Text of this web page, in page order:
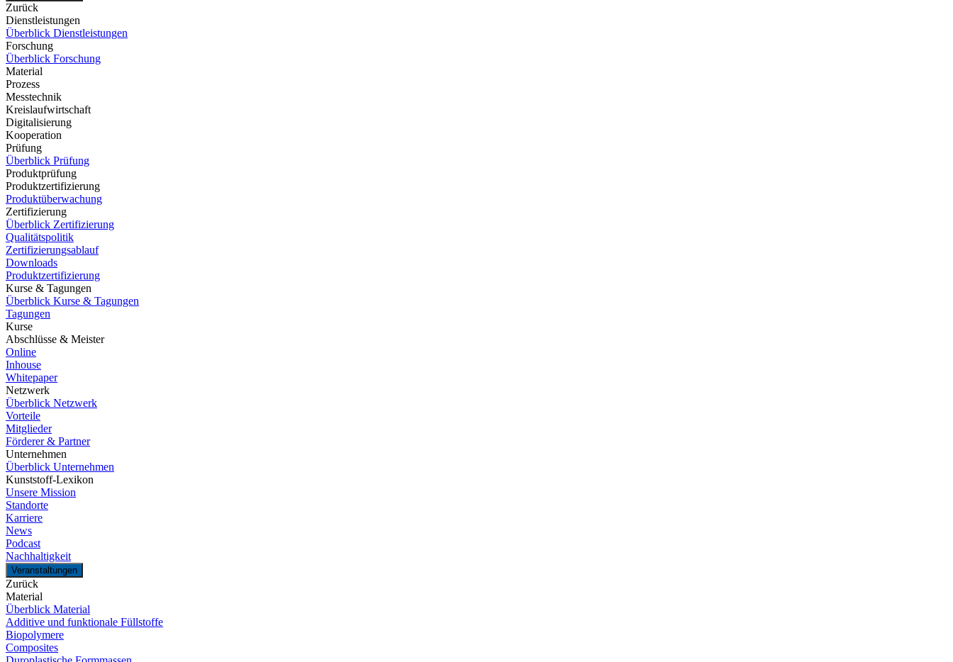
Zurück
Dienstleistungen
Überblick Dienstleistungen
Forschung
Überblick Forschung
Material
Prozess
Messtechnik
Kreislaufwirtschaft
Digitalisierung
Kooperation
Prüfung
Überblick Prüfung
Produktprüfung
Produktzertifizierung
Produktüberwachung
Zertifizierung
Überblick Zertifizierung
Qualitätspolitik
Zertifizierungsablauf
Downloads
Produktzertifizierung
Kurse & Tagungen
Überblick Kurse & Tagungen
Tagungen
Kurse
Abschlüsse & Meister
Online
Inhouse
Whitepaper
Netzwerk
Überblick Netzwerk
Vorteile
Mitglieder
Förderer & Partner
Unternehmen
Überblick Unternehmen
Kunststoff-Lexikon
Unsere Mission
Standorte
Karriere
News
Podcast
Nachhaltigkeit
Veranstaltungen
Zurück
Material
Überblick Material
Additive und funktionale Füllstoffe
Biopolymere
Composites